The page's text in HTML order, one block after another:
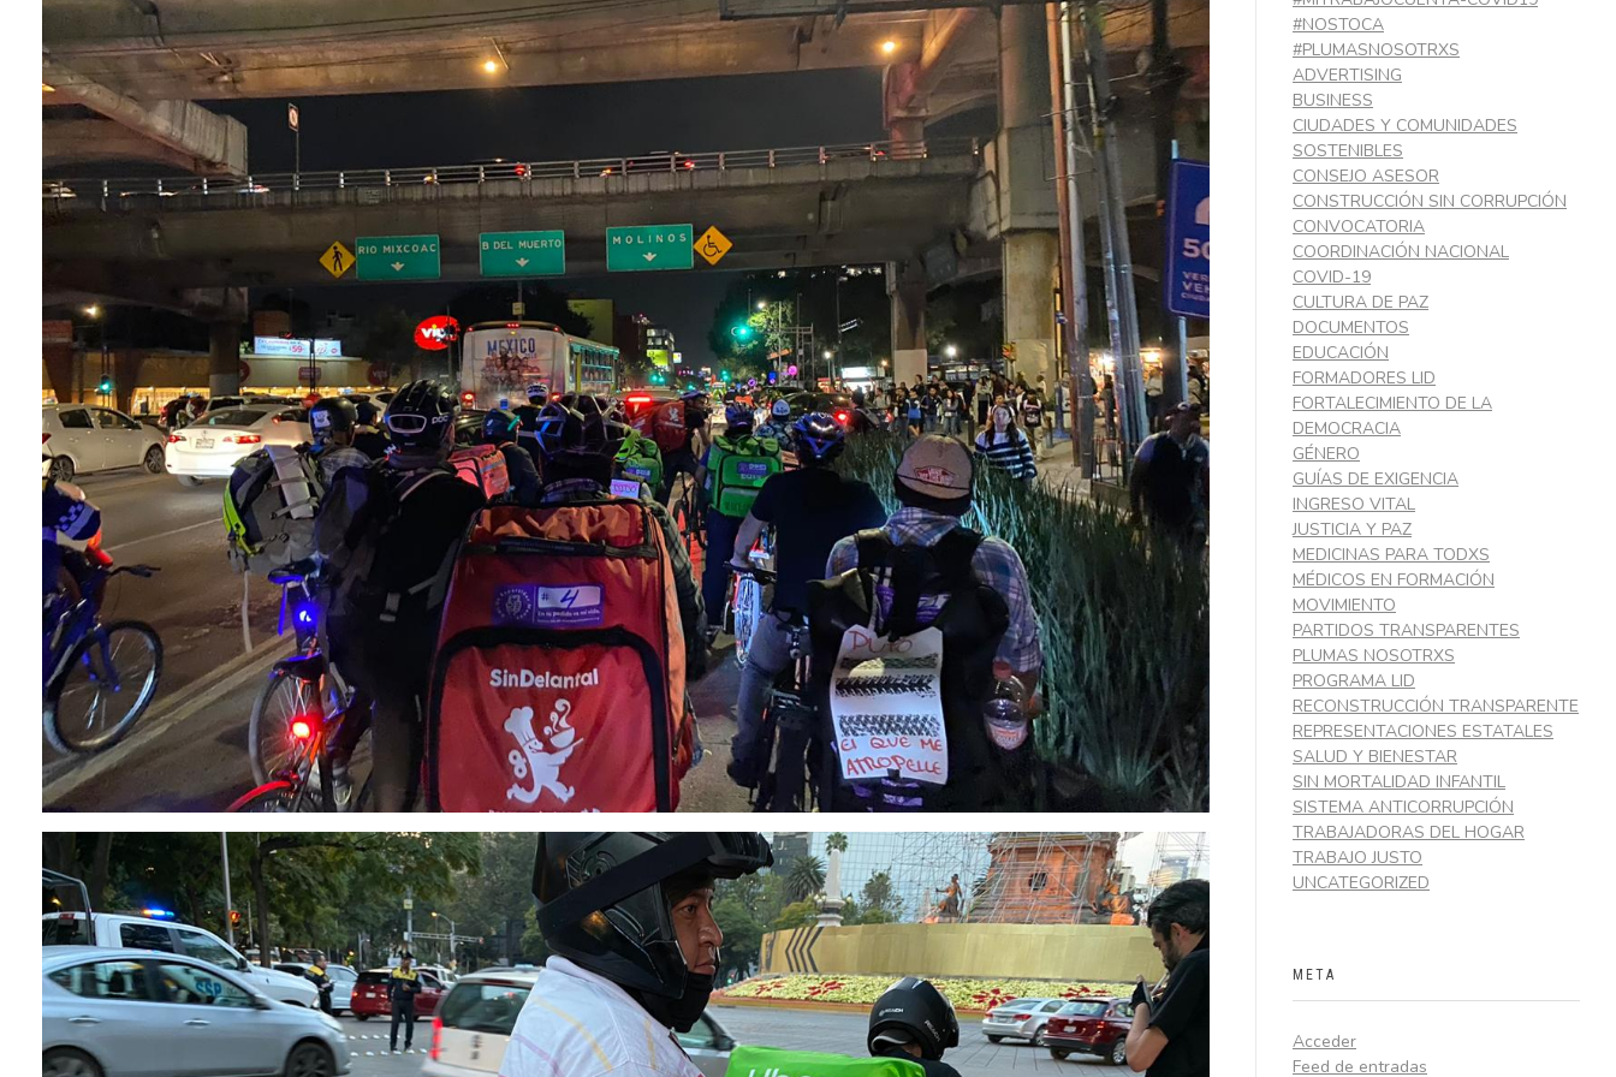
#NOSTOCA
#PLUMASNOSOTRXS
ADVERTISING
BUSINESS
CIUDADES Y COMUNIDADES
SOSTENIBLES
CONSEJO ASESOR
CONSTRUCCIÓN SIN CORRUPCIÓN
CONVOCATORIA
COORDINACIÓN NACIONAL
COVID-19
CULTURA DE PAZ
DOCUMENTOS
EDUCACIÓN
FORMADORES LID
FORTALECIMIENTO DE LA
DEMOCRACIA
GÉNERO
GUÍAS DE EXIGENCIA
INGRESO VITAL
JUSTICIA Y PAZ
MEDICINAS PARA TODXS
MÉDICOS EN FORMACIÓN
MOVIMIENTO
PARTIDOS TRANSPARENTES
PLUMAS NOSOTRXS
PROGRAMA LID
RECONSTRUCCIÓN TRANSPARENTE
REPRESENTACIONES ESTATALES
SALUD Y BIENESTAR
SIN MORTALIDAD INFANTIL
SISTEMA ANTICORRUPCIÓN
TRABAJADORAS DEL HOGAR
TRABAJO JUSTO
UNCATEGORIZED
META
Acceder
Feed de entradas